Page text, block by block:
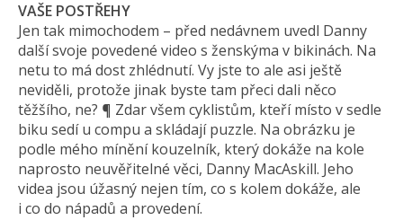
VAŠE POSTŘEHY
Jen tak mimochodem – před nedávnem uvedl Danny
další svoje povedené video s ženskýma v bikinách. Na
netu to má dost zhlédnutí. Vy jste to ale asi ještě
neviděli, protože jinak byste tam přeci dali něco
těžšího, ne? ¶ Zdar všem cyklistům, kteří místo v sedle
biku sedí u compu a skládají puzzle. Na obrázku je
podle mého mínění kouzelník, který dokáže na kole
naprosto neuvěřitelné věci, Danny MacAskill. Jeho
videa jsou úžasný nejen tím, co s kolem dokáže, ale
i co do nápadů a provedení.